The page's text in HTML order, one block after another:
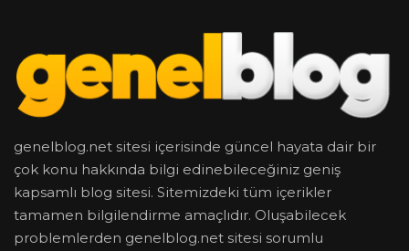
genelblog.net sitesi içerisinde güncel hayata dair bir
çok konu hakkında bilgi edinebileceğiniz geniş
kapsamlı blog sitesi. Sitemizdeki tüm içerikler
tamamen bilgilendirme amaçlıdır. Oluşabilecek
problemlerden genelblog.net sitesi sorumlu